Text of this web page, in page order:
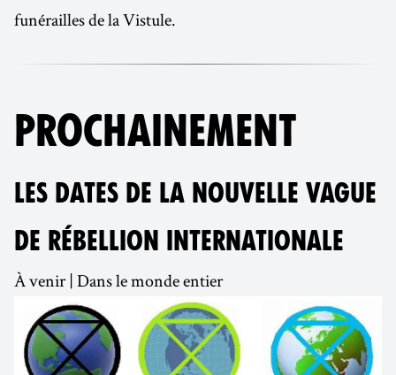
funérailles de la Vistule.
PROCHAINEMENT
LES DATES DE LA NOUVELLE VAGUE
DE RÉBELLION INTERNATIONALE
À venir | Dans le monde entier